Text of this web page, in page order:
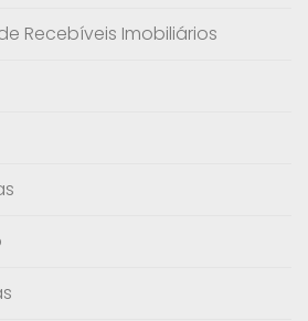
Recebíveis Imobiliários